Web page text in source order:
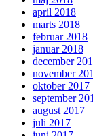
april 2018
marts 2018
februar 2018
januar 2018
december
november
oktober 2017
september
august 2017
juli 2017